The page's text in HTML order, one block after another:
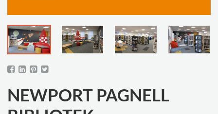
NEWPORT PAGNELL